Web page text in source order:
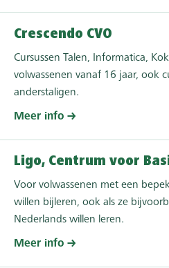
Crescendo CVO
Cursussen Talen, Informatica,
volwassenen vanaf 16 jaar, ook
anderstaligen.
Meer info
Ligo, Centrum voor
Voor volwassenen met een
willen bijleren, ook als ze
Nederlands willen leren.
Meer info